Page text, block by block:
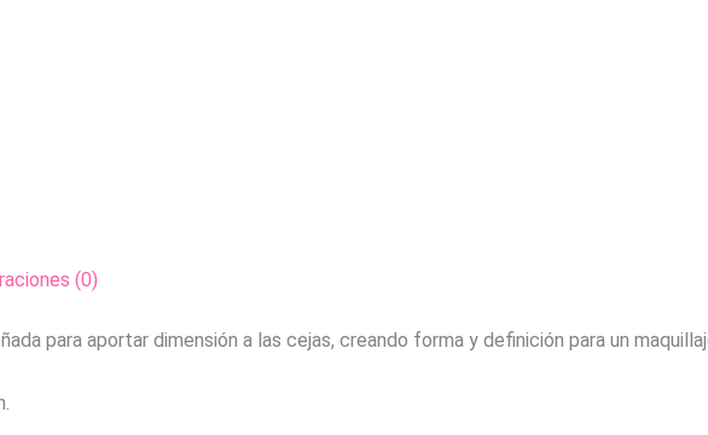
(0)
para aportar dimensión a las cejas, creando forma y definición para un